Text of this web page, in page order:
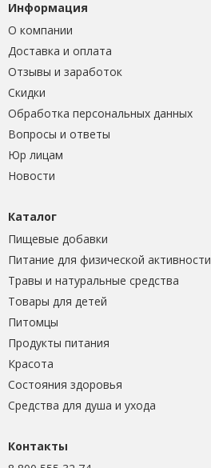
Информация
О компании
Доставка и оплата
Отзывы и заработок
Скидки
Обработка персональных данных
Вопросы и ответы
Юр лицам
Новости
Каталог
Пищевые добавки
Питание для физической активности
Травы и натуральные средства
Товары для детей
Питомцы
Продукты питания
Красота
Состояния здоровья
Средства для душа и ухода
Контакты